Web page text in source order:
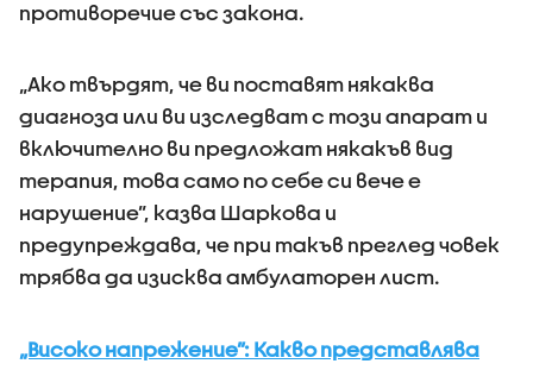
противоречие със закона.
„Ако твърдят, че ви поставят някаква
диагноза или ви изследват с този апарат и
включително ви предложат някакъв вид
терапия, това само по себе си вече е
нарушение”, казва Шаркова и
предупреждава, че при такъв преглед човек
трябва да изисква амбулаторен лист.
„Високо напрежение”: Какво представлява